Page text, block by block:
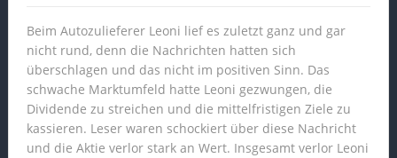
Beim Autozulieferer Leoni lief es zuletzt ganz und gar
nicht rund, denn die Nachrichten hatten sich
überschlagen und das nicht im positiven Sinn. Das
schwache Marktumfeld hatte Leoni gezwungen, die
Dividende zu streichen und die mittelfristigen Ziele zu
kassieren. Leser waren schockiert über diese Nachricht
und die Aktie verlor stark an Wert. Insgesamt verlor Leoni